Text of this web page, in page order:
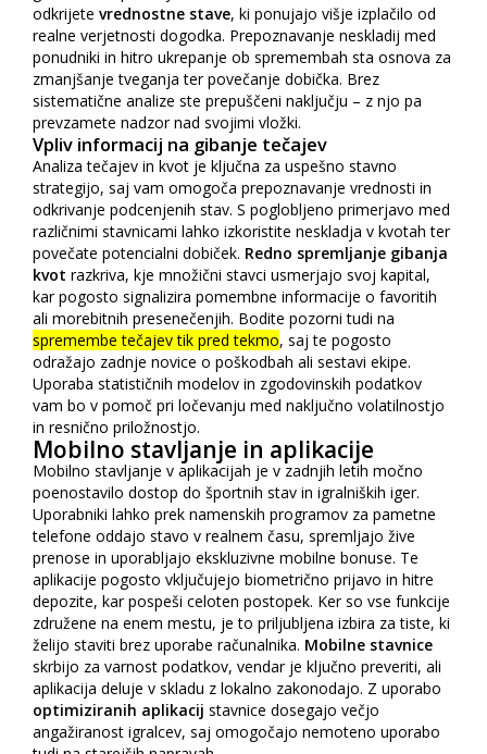
odkrijete vrednostne stave, ki ponujajo višje izplačilo od
realne verjetnosti dogodka. Prepoznavanje neskladij med
ponudniki in hitro ukrepanje ob spremembah sta osnova za
zmanjšanje tveganja ter povečanje dobička. Brez
sistematične analize ste prepuščeni naključju – z njo pa
prevzamete nadzor nad svojimi vložki.
Vpliv informacij na gibanje tečajev
Analiza tečajev in kvot je ključna za uspešno stavno
strategijo, saj vam omogoča prepoznavanje vrednosti in
odkrivanje podcenjenih stav. S poglobljeno primerjavo med
različnimi stavnicami lahko izkoristite neskladja v kvotah ter
povečate potencialni dobiček. Redno spremljanje gibanja
kvot razkriva, kje množični stavci usmerjajo svoj kapital,
kar pogosto signalizira pomembne informacije o favoritih
ali morebitnih presenečenjih. Bodite pozorni tudi na
spremembe tečajev tik pred tekmo, saj te pogosto
odražajo zadnje novice o poškodbah ali sestavi ekipe.
Uporaba statističnih modelov in zgodovinskih podatkov
vam bo v pomoč pri ločevanju med naključno volatilnostjo
in resnično priložnostjo.
Mobilno stavljanje in aplikacije
Mobilno stavljanje v aplikacijah je v zadnjih letih močno
poenostavilo dostop do športnih stav in igralniških iger.
Uporabniki lahko prek namenskih programov za pametne
telefone oddajo stavo v realnem času, spremljajo žive
prenose in uporabljajo ekskluzivne mobilne bonuse. Te
aplikacije pogosto vključujejo biometrično prijavo in hitre
depozite, kar pospeši celoten postopek. Ker so vse funkcije
združene na enem mestu, je to priljubljena izbira za tiste, ki
želijo staviti brez uporabe računalnika. Mobilne stavnice
skrbijo za varnost podatkov, vendar je ključno preveriti, ali
aplikacija deluje v skladu z lokalno zakonodajo. Z uporabo
optimiziranih aplikacij stavnice dosegajo večjo
angažiranost igralcev, saj omogočajo nemoteno uporabo